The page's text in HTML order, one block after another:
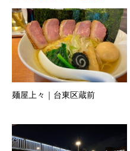
麺屋上々｜台東区蔵前